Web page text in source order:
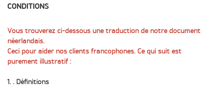
CONDITIONS
Vous trouverez ci-dessous une traduction de notre document
néerlandais.
Ceci pour aider nos clients francophones. Ce qui suit est
purement illustratif :
1. . Définitions